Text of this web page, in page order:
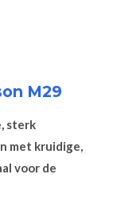
M29
sterk
met kruidige,
voor de